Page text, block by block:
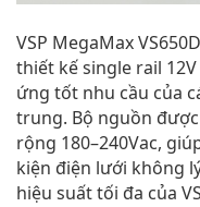
VSP MegaMax
thiết kế single rail
ứng tốt nhu cầu của
trung. Bộ nguồn được
rộng 180–240Vac,
kiện điện lưới không
hiệu suất tối đa của